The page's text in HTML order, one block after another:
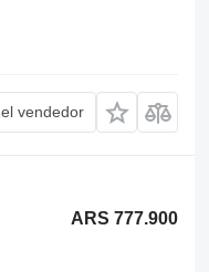
vendedor
ARS 777.900